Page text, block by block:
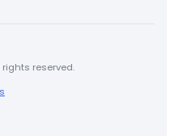
rights reserved.